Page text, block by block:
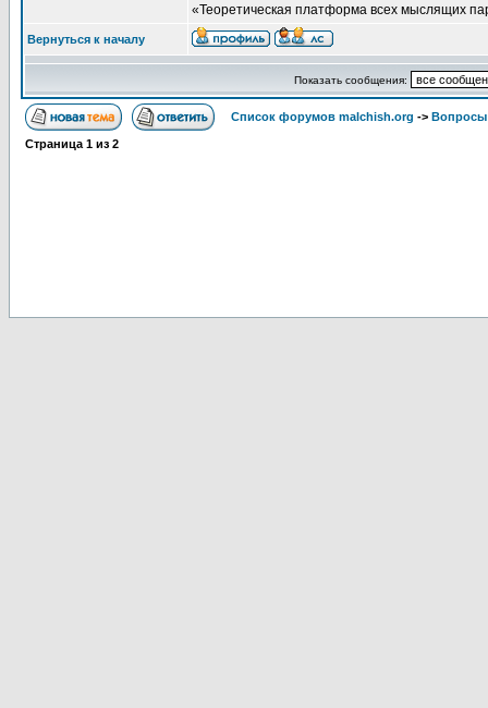
«Теоретическая платформа всех мыслящих
Вернуться к началу
Показать сообщения:
Список форумов malchish.org -> Вопросы
Страница 1 из 2